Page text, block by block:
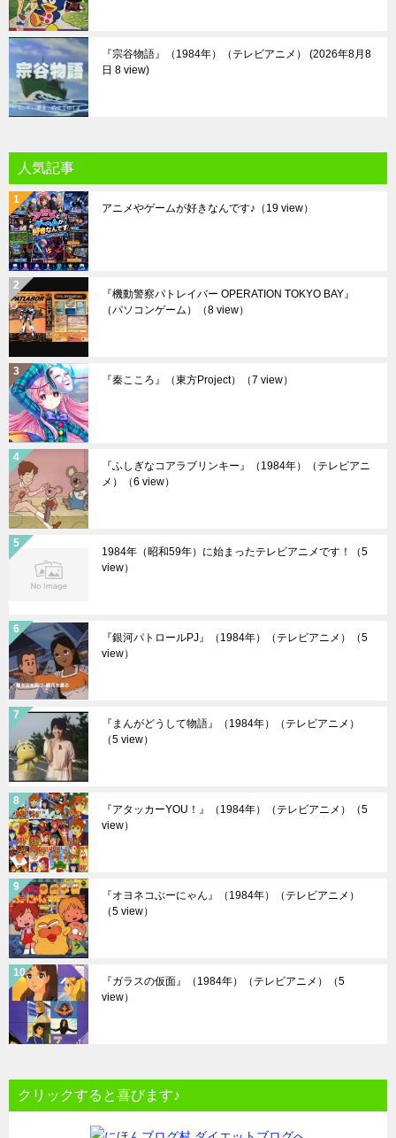
『宗谷物語』（1984年）（テレビアニメ）
2026年8月8
日 8 view
人気記事
アニメやゲームが好きなんです♪ （19 view）
『機動警察パトレイバー OPERATION TOKYO BAY』
（パソコンゲーム）
（8 view）
『秦こころ』（東方Project） （7 view）
『ふしぎなコアラブリンキー』（1984年）（テレビアニ
メ）
（6 view）
1984年（昭和59年）に始まったテレビアニメです！
（5
view）
『銀河パトロールPJ』（1984年）（テレビアニメ）
（5
view）
『まんがどうして物語』（1984年）（テレビアニメ）
（5 view）
『アタッカーYOU！』（1984年）（テレビアニメ）
（5
view）
『オヨネコぶーにゃん』（1984年）（テレビアニメ）
（5 view）
『ガラスの仮面』（1984年）（テレビアニメ）
（5
view）
クリックすると喜びます♪